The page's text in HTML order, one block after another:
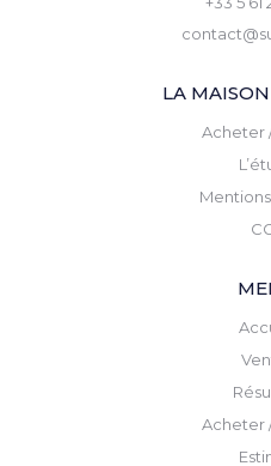
LA
Acheter
Acheter